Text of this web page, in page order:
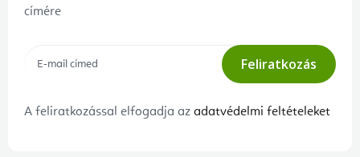
címére
Feliratkozás
A feliratkozással elfogadja az adatvédelmi feltételeket